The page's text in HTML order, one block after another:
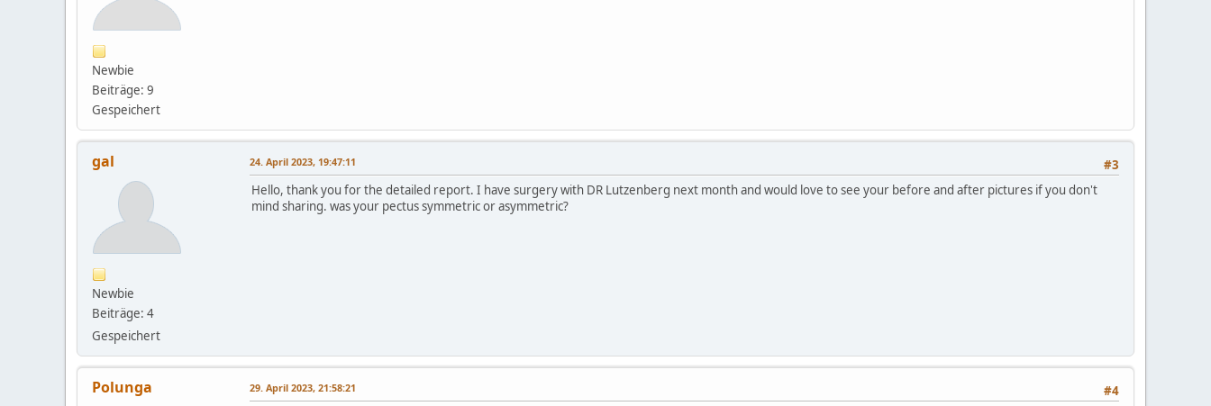
Newbie
Beiträge: 9
Gespeichert
gal
Newbie
Beiträge: 4
Gespeichert
#3
24. April 2023, 19:47:11
Hello, thank you for the detailed report. I have surgery with DR Lutzenberg next month and would love to see your before and after pictures if you don't
mind sharing. was your pectus symmetric or asymmetric?
Polunga #4
29. April 2023, 21:58:21